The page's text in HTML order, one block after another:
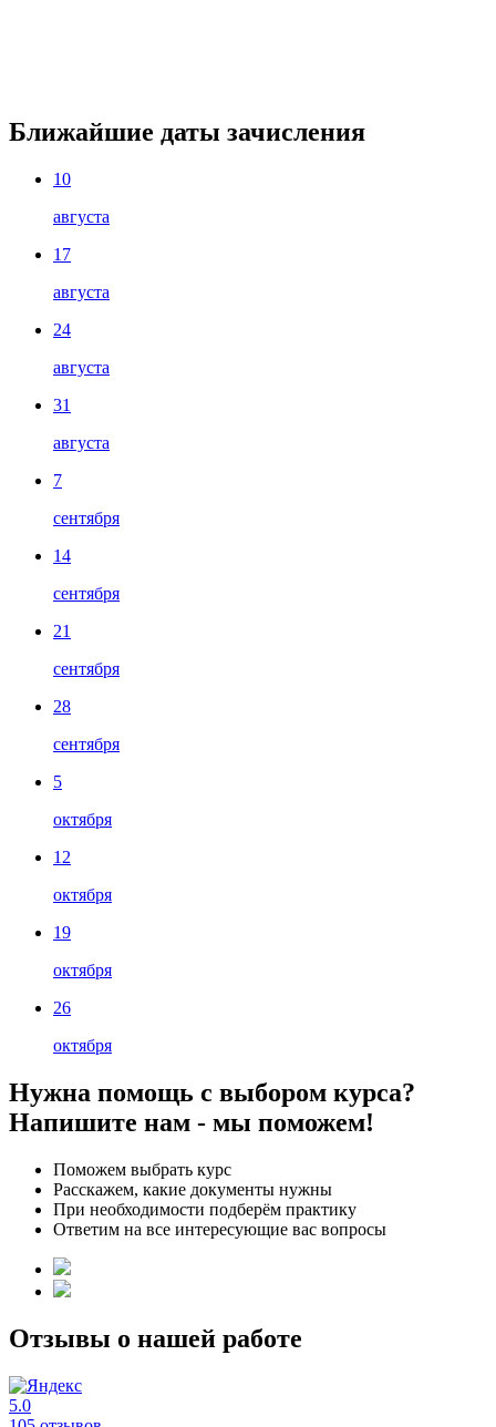
Ближайшие даты зачисления
10
августа
17
августа
24
августа
31
августа
7
сентября
14
сентября
21
сентября
28
сентября
5
октября
12
октября
19
октября
26
октября
Нужна помощь с выбором курса?
Напишите нам - мы поможем!
Поможем выбрать курс
Расскажем, какие документы нужны
При необходимости подберём практику
Ответим на все интересующие вас вопросы
Отзывы о нашей работе
5.0